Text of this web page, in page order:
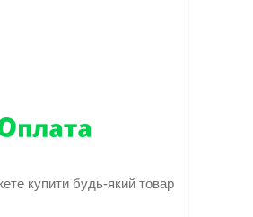
купити будь-який товар